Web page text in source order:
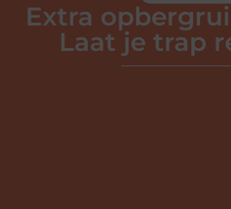
Extra
Laat je trap